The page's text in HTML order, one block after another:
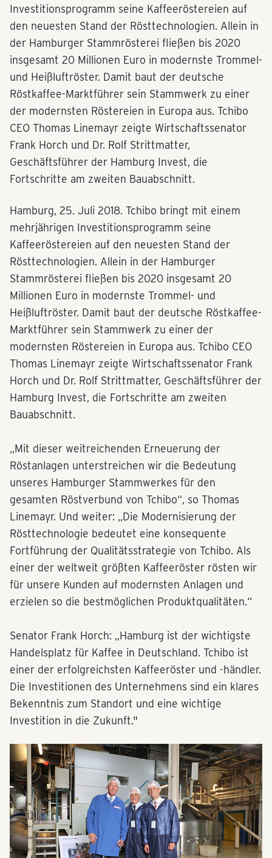
Investitionsprogramm seine Kaffeeröstereien auf
den neuesten Stand der Rösttechnologien. Allein in
der Hamburger Stammrösterei fließen bis 2020
insgesamt 20 Millionen Euro in modernste Trommel-
und Heißluftröster. Damit baut der deutsche
Röstkaffee-Marktführer sein Stammwerk zu einer
der modernsten Röstereien in Europa aus. Tchibo
CEO Thomas Linemayr zeigte Wirtschaftssenator
Frank Horch und Dr. Rolf Strittmatter,
Geschäftsführer der Hamburg Invest, die
Fortschritte am zweiten Bauabschnitt.
Hamburg, 25. Juli 2018. Tchibo bringt mit einem
mehrjährigen Investitionsprogramm seine
Kaffeeröstereien auf den neuesten Stand der
Rösttechnologien. Allein in der Hamburger
Stammrösterei fließen bis 2020 insgesamt 20
Millionen Euro in modernste Trommel- und
Heißluftröster. Damit baut der deutsche Röstkaffee-
Marktführer sein Stammwerk zu einer der
modernsten Röstereien in Europa aus. Tchibo CEO
Thomas Linemayr zeigte Wirtschaftssenator Frank
Horch und Dr. Rolf Strittmatter, Geschäftsführer der
Hamburg Invest, die Fortschritte am zweiten
Bauabschnitt.
„Mit dieser weitreichenden Erneuerung der
Röstanlagen unterstreichen wir die Bedeutung
unseres Hamburger Stammwerkes für den
gesamten Röstverbund von Tchibo“, so Thomas
Linemayr. Und weiter: „Die Modernisierung der
Rösttechnologie bedeutet eine konsequente
Fortführung der Qualitätsstrategie von Tchibo. Als
einer der weltweit größten Kaffeeröster rösten wir
für unsere Kunden auf modernsten Anlagen und
erzielen so die bestmöglichen Produktqualitäten.“
Senator Frank Horch: „Hamburg ist der wichtigste
Handelsplatz für Kaffee in Deutschland. Tchibo ist
einer der erfolgreichsten Kaffeeröster und -händler.
Die Investitionen des Unternehmens sind ein klares
Bekenntnis zum Standort und eine wichtige
Investition in die Zukunft."